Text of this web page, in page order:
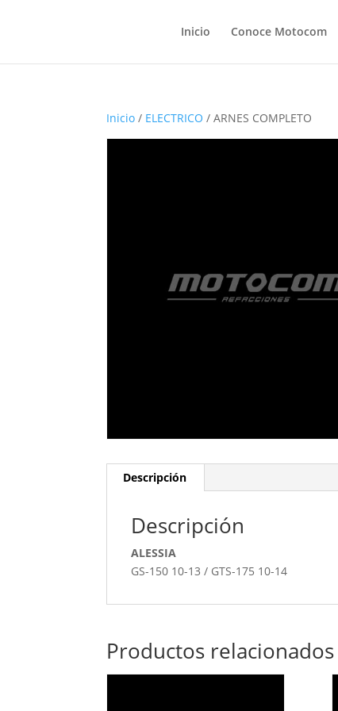
Inicio Conoce Motocom
Inicio / ELECTRICO / ARNES COMPLETO
Descripción
Descripción
ALESSIA
GS-150 10-13 / GTS-175 10-14
Productos relacionados